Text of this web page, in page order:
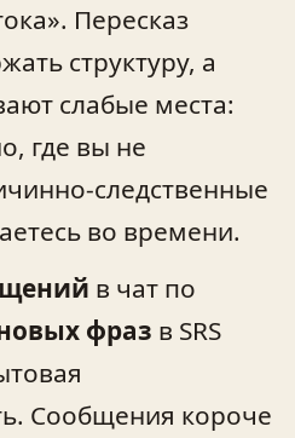
Пересказ
структуру, а
слабые места:
где вы не
во времени.
в чат по
фраз в SRS
Сообщения короче